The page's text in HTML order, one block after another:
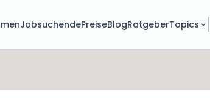
JobsuchendePreiseBlogRatgeberTopics